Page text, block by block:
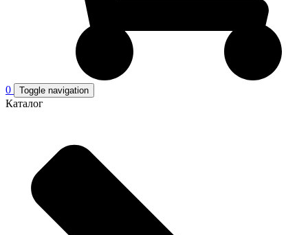
0 Toggle navigation
Каталог